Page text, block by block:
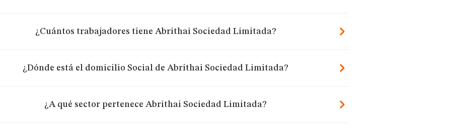
¿Cuántos trabajadores tiene Abrithai Sociedad Limitada?
¿Dónde está el domicilio Social de Abrithai Sociedad Limitada?
¿A qué sector pertenece Abrithai Sociedad Limitada?